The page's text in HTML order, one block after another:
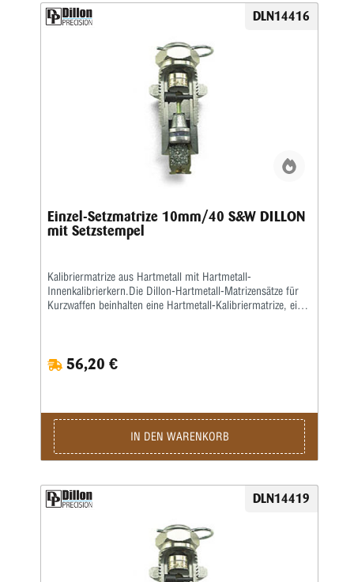
DLN14416
Einzel-Setzmatrize 10mm/40 S&W DILLON
mit Setzstempel
Kalibriermatrize aus Hartmetall mit Hartmetall-
Innenkalibrierkern.Die Dillon-Hartmetall-Matrizensätze für
Kurzwaffen beinhalten eine Hartmetall-Kalibriermatrize, eine
Pulverfüllen in einem Arbeitsgang geschieht. Sollten Sie
Dillon-Matrizensätze in einer Einstationen-Presse benutzen,
56,20 €
IN DEN WARENKORB
DLN14419